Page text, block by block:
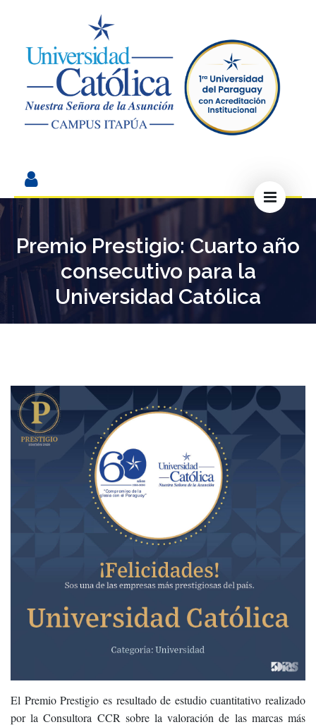
Premio Prestigio: Cuarto año
consecutivo para la
Universidad Católica
El Premio Prestigio es resultado de estudio cuantitativo realizado
por la Consultora CCR sobre la valoración de las marcas más